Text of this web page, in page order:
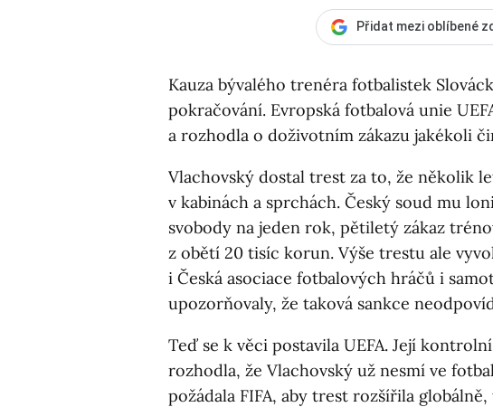
Přidat mezi oblíbené
Kauza bývalého trenéra fotbalistek
pokračování. Evropská fotbalová unie
a rozhodla o doživotním zákazu jakékoli
Vlachovský dostal trest za to, že několik
v kabinách a sprchách. Český soud mu
svobody na jeden rok, pětiletý zákaz
z obětí 20 tisíc korun. Výše trestu ale
i Česká asociace fotbalových hráčů i
upozorňovaly, že taková sankce
Teď se k věci postavila UEFA. Její
rozhodla, že Vlachovský už nesmí ve
požádala FIFA, aby trest rozšířila